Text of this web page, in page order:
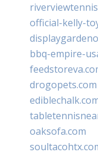
official-kelly-
bbq-empire-
drogopets.com
oaksofa.com